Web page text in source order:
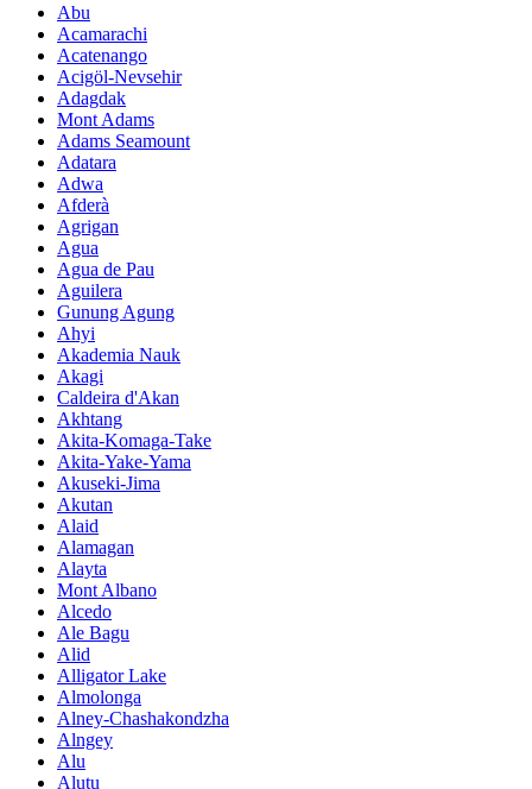
Abu
Acamarachi
Acatenango
Acigöl-Nevsehir
Adagdak
Mont Adams
Adams Seamount
Adatara
Adwa
Afderà
Agrigan
Agua
Agua de Pau
Aguilera
Gunung Agung
Ahyi
Akademia Nauk
Akagi
Caldeira d'Akan
Akhtang
Akita-Komaga-Take
Akita-Yake-Yama
Akuseki-Jima
Akutan
Alaid
Alamagan
Alayta
Mont Albano
Alcedo
Ale Bagu
Alid
Alligator Lake
Almolonga
Alney-Chashakondzha
Alngey
Alu
Alutu